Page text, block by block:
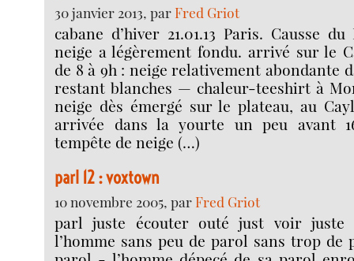
30 janvier 2013, parFred Griot
cabane d’hiver 21.01.13 Paris. Causse
neige a légèrement fondu. arrivé sur le
de 8 à 9h : neige relativement abondante
restant blanches — chaleur-teeshirt à
neige dès émergé sur le plateau, au
arrivée dans la yourte un peu avant
tempête de neige (…)
parl 12 : voxtown
10 novembre 2005, parFred Griot
parl juste écouter outé just voir juste
l’homme sans peu de parol sans trop de